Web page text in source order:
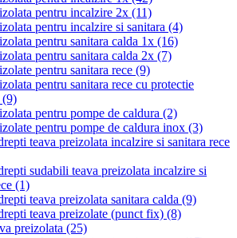
pentru incalzire 2x (11)
pentru incalzire si sanitara (4)
pentru sanitara calda 1x (16)
pentru sanitara calda 2x (7)
pentru sanitara rece (9)
pentru sanitara rece cu protectie
(9)
pentru pompe de caldura (2)
pentru pompe de caldura inox (3)
teava preizolata incalzire si sanitara rece
sudabili teava preizolata incalzire si
(1)
teava preizolata sanitara calda (9)
teava preizolate (punct fix) (8)
preizolata (25)